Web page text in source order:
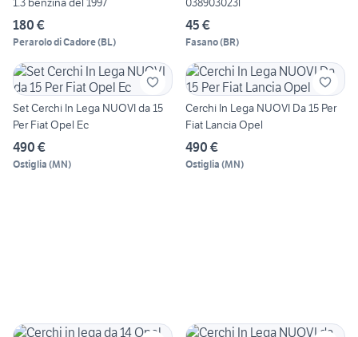
180 €
Perarolo di Cadore(BL)
45 €
Fasano(BR)
Set Cerchi In Lega NUOVI da 15
Per Fiat Opel Ec
490 €
Ostiglia (MN)
Cerchi In Lega NUOVI Da 15 Per
Fiat Lancia Opel
490 €
Ostiglia (MN)